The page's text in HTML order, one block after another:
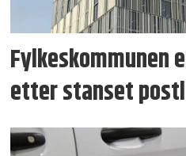
Fylkeskommunen
etter stanset